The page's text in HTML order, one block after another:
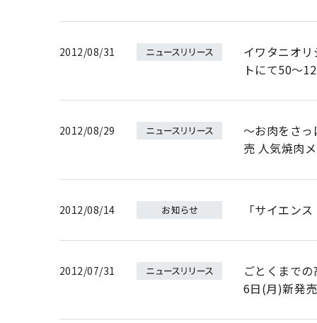
2012/08/31
イワタニオ
トにて50～
2012/08/29
～お肉をさ
売 人気焼肉
2012/08/14 「サイエン
2012/07/31
ごとくまで
6日(月)新発